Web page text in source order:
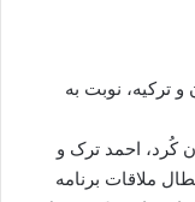
و ترکیه، نوبت به
کُرد، احمد ترک و
ملاقات برنامه